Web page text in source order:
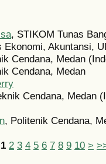
, STIKOM Tunas
Ekonomi, Akuntansi,
Cendana, Medan
Cendana, Medan
Cendana, Medan
, Politenik Cendana,
1 2 3 4 5 6 7 8 9 10 >